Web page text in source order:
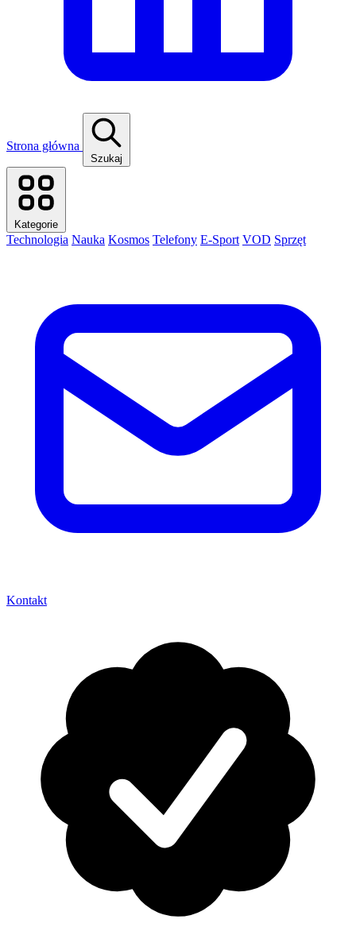
Strona główna
Szukaj
Kategorie
Technologia Nauka Kosmos Telefony E-Sport VOD Sprzęt
Kontakt